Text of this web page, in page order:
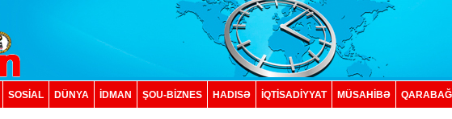
SOSIAL DÜNYA İDMAN ŞOU-BİZNES HADISƏ İQTISADIYYAT MÜSAHİBƏ QARABAĞ